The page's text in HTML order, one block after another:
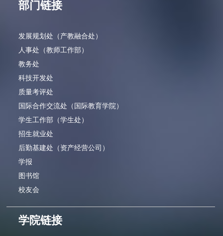
部门链接
发展规划处（产教融合处）
人事处（教师工作部）
教务处
科技开发处
质量考评处
国际合作交流处（国际教育学院）
学生工作部（学生处）
招生就业处
后勤基建处（资产经营公司）
学报
图书馆
校友会
学院链接